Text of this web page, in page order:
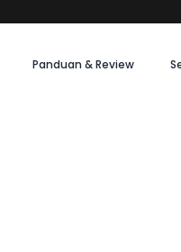
Panduan & Review